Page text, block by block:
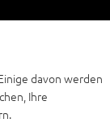
davon werden
Ihre